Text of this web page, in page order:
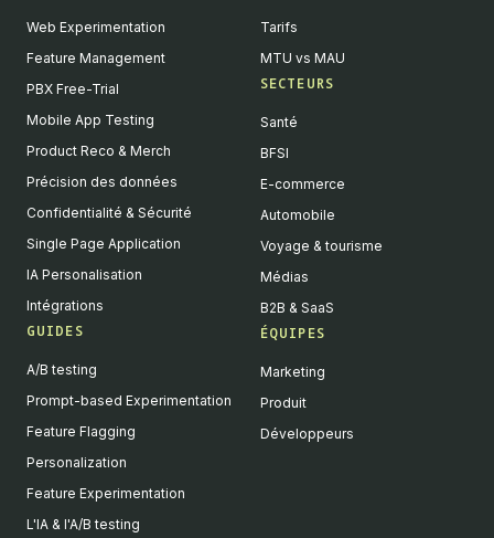
Web Experimentation
Feature Management
PBX Free-Trial
Mobile App Testing
Product Reco & Merch
Précision des données
Confidentialité & Sécurité
Single Page Application
IA Personalisation
Intégrations
GUIDES
A/B testing
Prompt-based Experimentation
Feature Flagging
Personalization
Feature Experimentation
L'IA & l'A/B testing
Tarifs
MTU vs MAU
SECTEURS
Santé
BFSI
E-commerce
Automobile
Voyage & tourisme
Médias
B2B & SaaS
ÉQUIPES
Marketing
Produit
Développeurs